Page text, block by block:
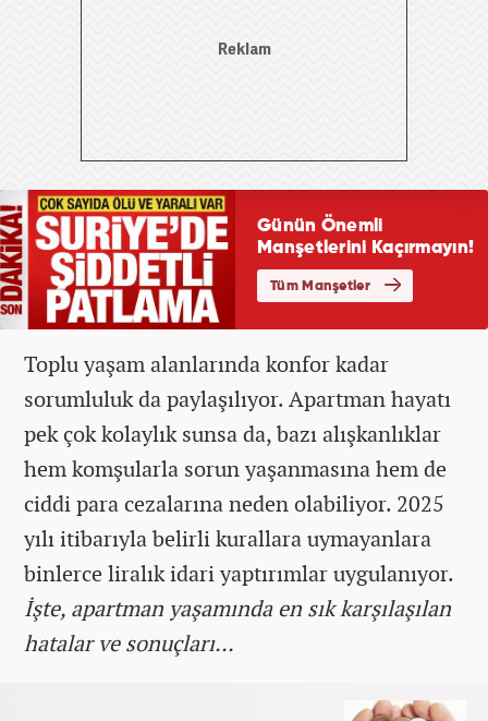
Toplu yaşam alanlarında konfor kadar
sorumluluk da paylaşılıyor. Apartman hayatı
pek çok kolaylık sunsa da, bazı alışkanlıklar
hem komşularla sorun yaşanmasına hem de
ciddi para cezalarına neden olabiliyor. 2025
yılı itibarıyla belirli kurallara uymayanlara
binlerce liralık idari yaptırımlar uygulanıyor.
İşte, apartman yaşamında en sık karşılaşılan
hatalar ve sonuçları...